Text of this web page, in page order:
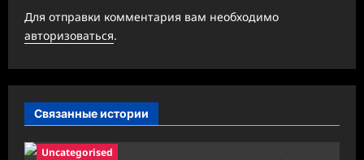
з
а
и
и
Для отправки комментария вам необходимо
авторизоваться.
Связанные истории
Uncategorised